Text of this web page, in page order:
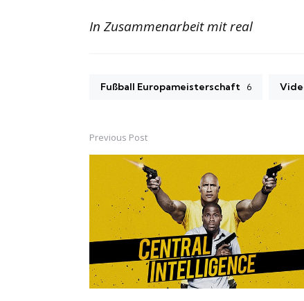
In Zusammenarbeit mit real
Fußball Europameisterschaft 6
Post
navigation
Previous Post